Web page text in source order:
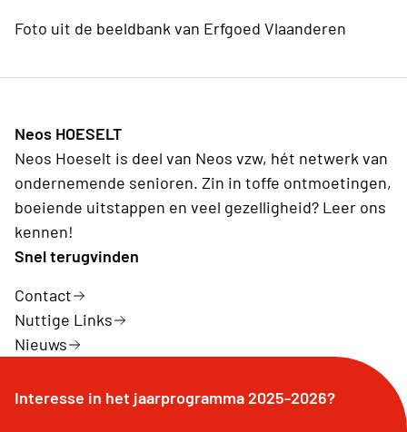
Foto uit de beeldbank van Erfgoed Vlaanderen
Neos HOESELT
Neos Hoeselt is deel van Neos vzw, hét netwerk van
ondernemende senioren. Zin in toffe ontmoetingen,
boeiende uitstappen en veel gezelligheid? Leer ons
kennen!
Snel terugvinden
Contact
Nuttige Links
Nieuws
Interesse in het jaarprogramma 2025-2026?